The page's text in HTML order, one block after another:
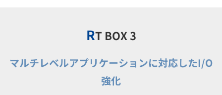
RT BOX 3
マルチレベルアプリケーションに対応したI/O
強化